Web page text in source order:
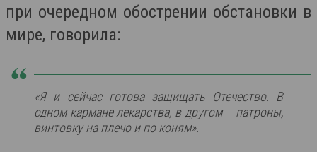
при очередном обострении обстановки в
мире, говорила:
«Я и сейчас готова защищать Отечество. В
одном кармане лекарства, в другом – патроны,
винтовку на плечо и по коням».